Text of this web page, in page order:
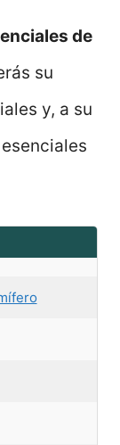
de
su
y, a su